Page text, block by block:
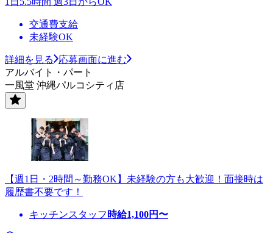
交通費支給
未経験OK
詳細を見る
応募画面に進む
アルバイト・パート
一風堂 沖縄パルコシティ店
【週1日・2時間～勤務OK】未経験の方も大歓迎！面接時は
履歴書不要です！
キッチンスタッフ 時給1,100円〜